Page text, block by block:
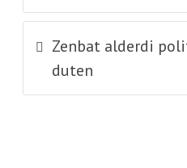
Zenbat alderdi
duten